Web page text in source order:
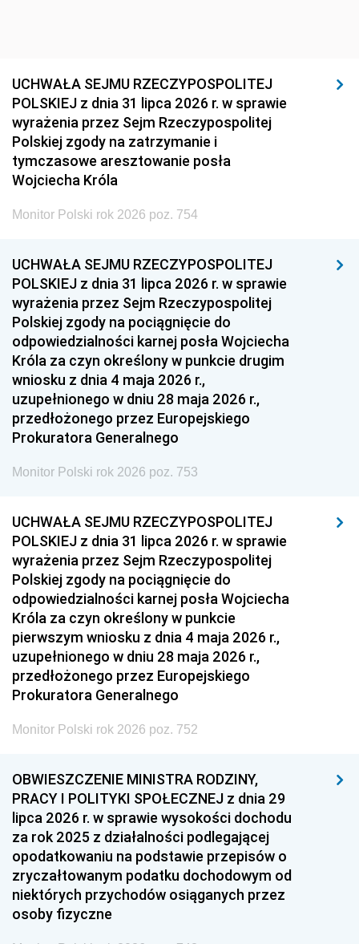
UCHWAŁA SEJMU RZECZYPOSPOLITEJ
POLSKIEJ z dnia 31 lipca 2026 r. w sprawie
wyrażenia przez Sejm Rzeczypospolitej
Polskiej zgody na zatrzymanie i
tymczasowe aresztowanie posła
Wojciecha Króla
Monitor Polski rok 2026 poz. 754
UCHWAŁA SEJMU RZECZYPOSPOLITEJ
POLSKIEJ z dnia 31 lipca 2026 r. w sprawie
wyrażenia przez Sejm Rzeczypospolitej
Polskiej zgody na pociągnięcie do
odpowiedzialności karnej posła Wojciecha
Króla za czyn określony w punkcie drugim
wniosku z dnia 4 maja 2026 r.,
uzupełnionego w dniu 28 maja 2026 r.,
przedłożonego przez Europejskiego
Prokuratora Generalnego
Monitor Polski rok 2026 poz. 753
UCHWAŁA SEJMU RZECZYPOSPOLITEJ
POLSKIEJ z dnia 31 lipca 2026 r. w sprawie
wyrażenia przez Sejm Rzeczypospolitej
Polskiej zgody na pociągnięcie do
odpowiedzialności karnej posła Wojciecha
Króla za czyn określony w punkcie
pierwszym wniosku z dnia 4 maja 2026 r.,
uzupełnionego w dniu 28 maja 2026 r.,
przedłożonego przez Europejskiego
Prokuratora Generalnego
Monitor Polski rok 2026 poz. 752
OBWIESZCZENIE MINISTRA RODZINY,
PRACY I POLITYKI SPOŁECZNEJ z dnia 29
lipca 2026 r. w sprawie wysokości dochodu
za rok 2025 z działalności podlegającej
opodatkowaniu na podstawie przepisów o
zryczałtowanym podatku dochodowym od
niektórych przychodów osiąganych przez
osoby fizyczne